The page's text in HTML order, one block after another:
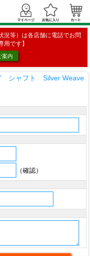
況等）は各店舗に電話でお問
用です】
案内
シャフト Silver Weave
（確認）